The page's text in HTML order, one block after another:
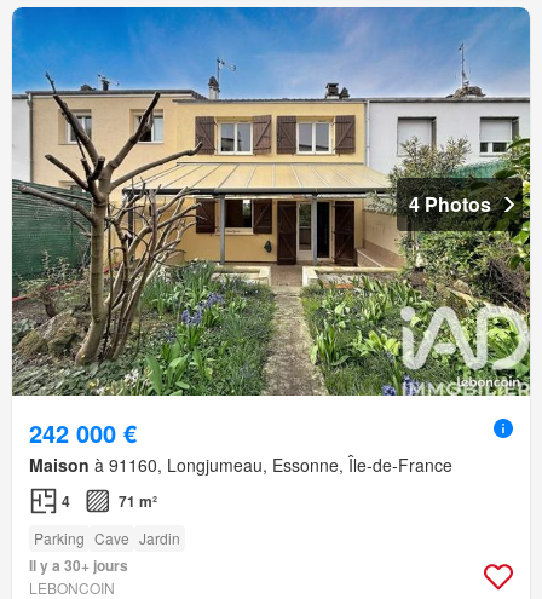
4 Photos
242 000 €
Maison à 91160, Longjumeau, Essonne, Île-de-France
4 71 m²
Parking Cave Jardin
Il y a 30+ jours
LEBONCOIN